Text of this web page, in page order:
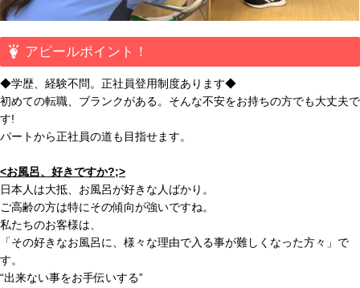
アピールポイント！
◆学歴、経験不問。正社員登用制度あります◆
初めての転職、ブランクがある。そんな不安をお持ちの方でも大丈夫で
す!
パートから正社員の道も目指せます。
<お風呂、好きですか?;>
日本人は大抵、お風呂が好きな人ばかり。
ご高齢の方は特にその傾向が強いですね。
私たちのお客様は、
「その好きなお風呂に、様々な理由で入る事が難しくなった方々」 で
す。
“出来ない事をお手伝いする”